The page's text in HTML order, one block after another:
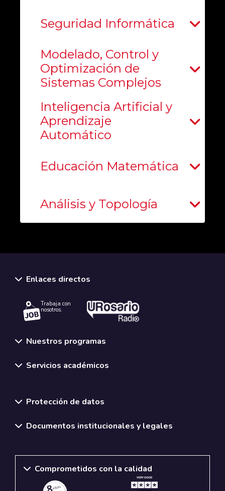
Seguridad Informática
Modelado, Control y
Optimización de
Sistemas Complejos
Inteligencia Artificial y
Aprendizaje
Automático
Educación Matemática
Análisis y Topología
Enlaces directos
Trabaja con
nosotros.
Nuestros programas
Servicios académicos
Protección de datos
Documentos institucionales y legales
Comprometidos con la calidad